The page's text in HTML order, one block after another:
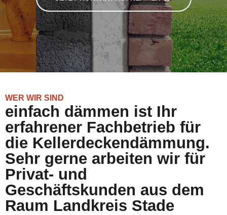
WER WIR SIND
einfach dämmen ist Ihr
erfahrener Fachbetrieb für
die Kellerdeckendämmung.
Sehr gerne arbeiten wir für
Privat- und
Geschäftskunden aus dem
Raum Landkreis Stade